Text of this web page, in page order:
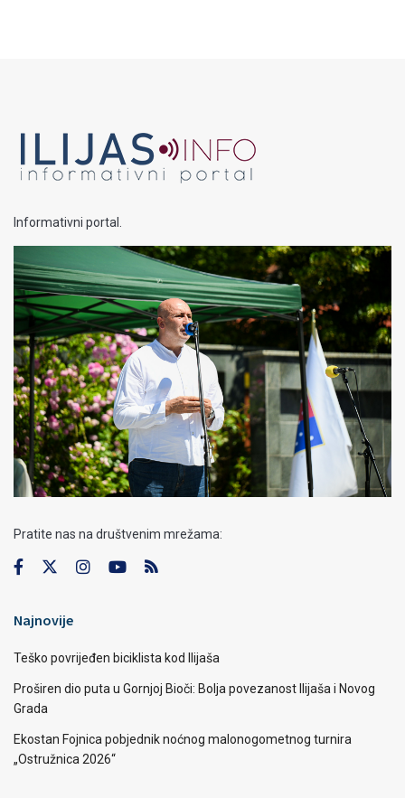
Informativni portal.
Pratite nas na društvenim mrežama:
Najnovije
Teško povrijeđen biciklista kod Ilijaša
Proširen dio puta u Gornjoj Bioči: Bolja povezanost Ilijaša i Novog
Grada
Ekostan Fojnica pobjednik noćnog malonogometnog turnira
„Ostružnica 2026“